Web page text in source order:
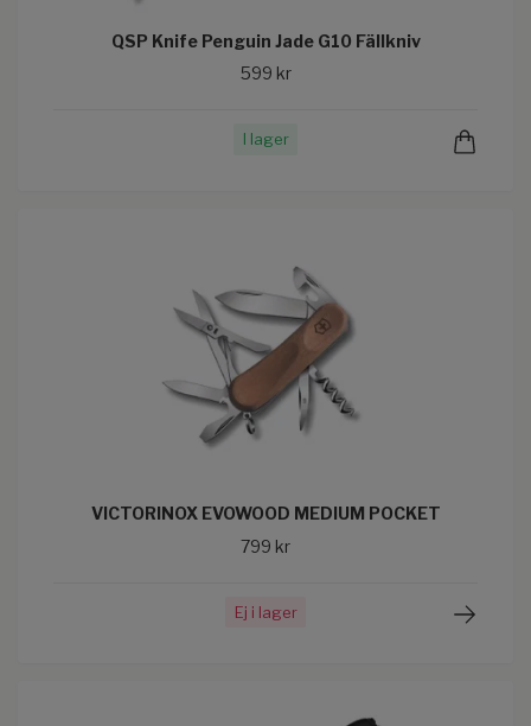
QSP Knife Penguin Jade G10 Fällkniv
599 kr
I lager
VICTORINOX EVOWOOD MEDIUM POCKET
799 kr
Ej i lager